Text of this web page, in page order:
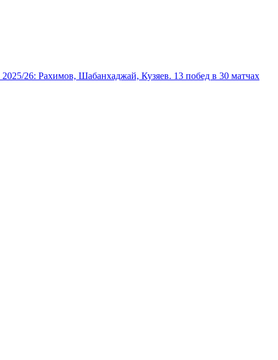
26: Рахимов, Шабанхаджай, Кузяев. 13 побед в 30 матчах